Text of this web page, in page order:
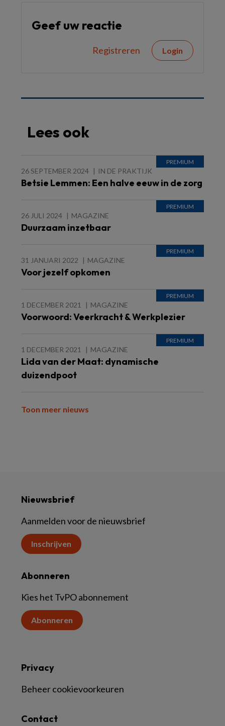
Geef uw reactie
Registreren Login
Lees ook
26 SEPTEMBER 2024 IN DE PRAKTIJK
Betsie Lemmen: Een halve eeuw in de zorg
26 JULI 2024 MAGAZINE
Duurzaam inzetbaar
31 JANUARI 2022 MAGAZINE
Voor jezelf opkomen
1 DECEMBER 2021 MAGAZINE
Voorwoord: Veerkracht & Werkplezier
1 DECEMBER 2021 MAGAZINE
Lida van der Maat: dynamische
duizendpoot
Toon meer nieuws
Nieuwsbrief
Aanmelden voor de nieuwsbrief
Inschrijven
Abonneren
Kies het TvPO abonnement
Abonneren
Contact
Privacy
Beheer cookievoorkeuren